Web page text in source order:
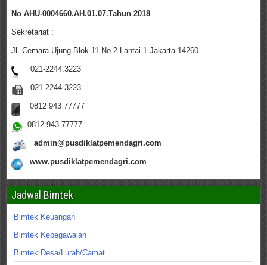
No AHU-0004660.AH.01.07.Tahun 2018
Sekretariat :
Jl. Cemara Ujung Blok 11 No 2 Lantai 1 Jakarta 14260
021-2244.3223
021-2244.3223
0812 943 77777
0812 943 77777
admin@pusdiklatpemendagri.com
www.pusdiklatpemendagri.com
Jadwal Bimtek
Bimtek Keuangan
Bimtek Kepegawaian
Bimtek Desa/Lurah/Camat